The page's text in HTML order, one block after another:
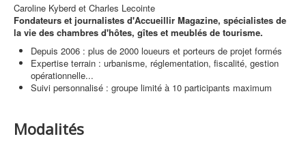
Caroline Kyberd et Charles Lecointe
Fondateurs et journalistes d'Accueillir Magazine, spécialistes de
la vie des chambres d'hôtes, gîtes et meublés de tourisme.
Depuis 2006 : plus de 2000 loueurs et porteurs de projet formés
Expertise terrain : urbanisme, réglementation, fiscalité, gestion
opérationnelle...
Suivi personnalisé : groupe limité à 10 participants maximum
Modalités